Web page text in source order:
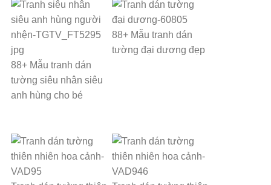
88+ Mẫu tranh dán
tường siêu nhân siêu
anh hùng cho bé
88+ Mẫu tranh dán
tường đại dương đẹp